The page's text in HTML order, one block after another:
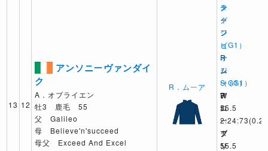
13 12
アンソニーヴァンダイ
ク
A．オブライエン
牡3 鹿毛 55
父 Galileo
母 Believe'n'succeed
母父 Exceed And Excel
R．ムーア
タ
ー
フ
（G1）
R
ム
ー
ア
55.5
2:24:73(0.2)
ブ
リ
チ
ャ
ン
ピ
オ
ン
S（G1）
W
ロ
ー
ダ
ン
ン
グ
ジ
ョ
ー
ジ
（G1）
R
ム
ー
ア
55.5